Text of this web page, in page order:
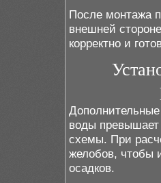
После монтажа
внешней
корректно и
воды превышает
схемы. При
желобов, чтобы
осадков.